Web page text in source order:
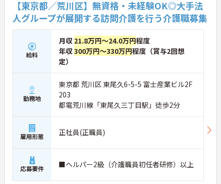
【東京都／荒川区】無資格・未経験OK◎大手法
人グループが展開する訪問介護を行う介護職募集
給料
月収 21.8万円～24.0万円程度
年収300万円～330万円程度（賞与2回想
定）
勤務地
東京都 荒川区 東尾久6-5-5 富士産業ビル2F
203
都電荒川線「東尾久三丁目駅」徒歩2分
雇用形態 正社員(正職員)
応募要件 ■ヘルパー2級（介護職員初任者研修）以上